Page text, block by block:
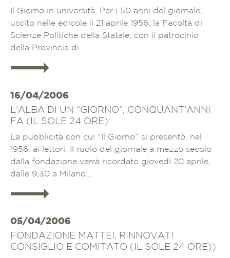
Il Giorno in università. Per i 50 anni del giornale,
uscito nelle edicole il 21 aprile 1956, la Facoltà di
Scienze Politiche della Statale, con il patrocinio
della Provincia di…
Approfondisci
16/04/2006
L’ALBA DI UN “GIORNO”, CONQUANT’ANNI
FA (IL SOLE 24 ORE)
La pubblicità con cui “Il Giorno” si presentò, nel
1956, ai lettori. Il ruolo del giornale a mezzo secolo
dalla fondazione verrà ricordato giovedì 20 aprile,
dalle 9,30 a Milano…
Approfondisci
05/04/2006
FONDAZIONE MATTEI, RINNOVATI
CONSIGLIO E COMITATO (IL SOLE 24 ORE))